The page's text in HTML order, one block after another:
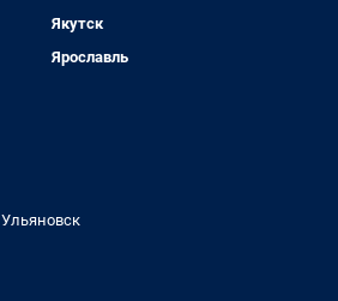
Якутск
Ярославль
Ульяновск